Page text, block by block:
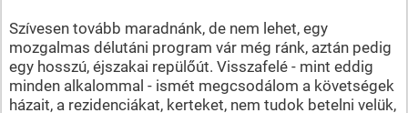
Szívesen tovább maradnánk, de nem lehet, egy
mozgalmas délutáni program vár még ránk, aztán pedig
egy hosszú, éjszakai repülőút. Visszafelé - mint eddig
minden alkalommal - ismét megcsodálom a követségek
házait, a rezidenciákat, kerteket, nem tudok betelni velük,